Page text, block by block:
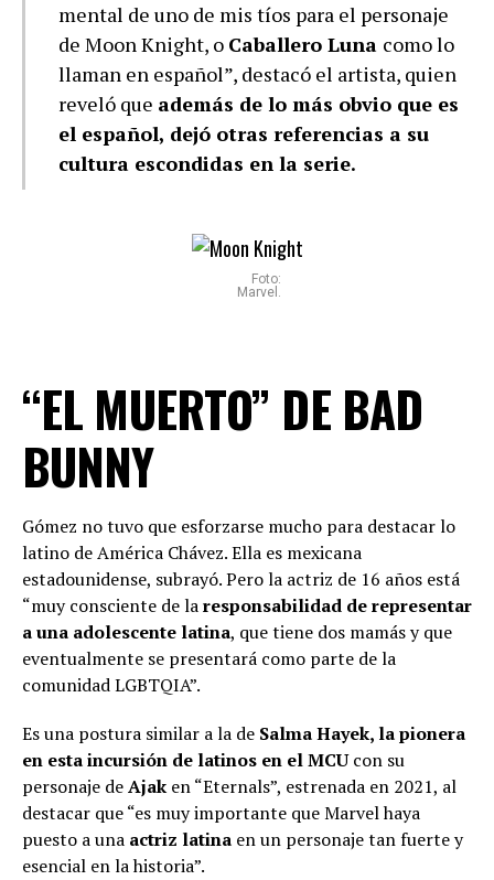
mental de uno de mis tíos para el personaje
de Moon Knight, o Caballero Luna como lo
llaman en español”, destacó el artista, quien
reveló que además de lo más obvio que es
el español, dejó otras referencias a su
cultura escondidas en la serie.
Foto:
Marvel.
“EL MUERTO” DE BAD
BUNNY
Gómez no tuvo que esforzarse mucho para destacar lo
latino de América Chávez. Ella es mexicana
estadounidense, subrayó. Pero la actriz de 16 años está
“muy consciente de laresponsabilidad de representar
a una adolescente latina, que tiene dos mamás y que
eventualmente se presentará como parte de la
comunidad LGBTQIA”.
Es una postura similar a la de Salma Hayek, la pionera
en esta incursión de latinos en el MCUcon su
personaje deAjak en “Eternals”, estrenada en 2021, al
destacar que “es muy importante que Marvel haya
puesto a una actriz latina en un personaje tan fuerte y
esencial en la historia”.